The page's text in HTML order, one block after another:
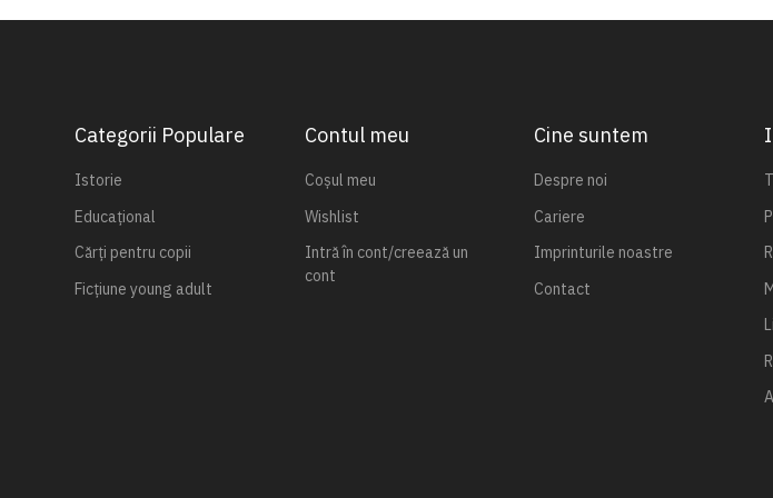
Categorii Populare
Istorie
Educațional
Cărți pentru copii
Ficțiune young adult
Contul meu
Coșul meu
Wishlist
Intră în cont/creează un
cont
Cine suntem
Despre noi
Cariere
Imprinturile noastre
Contact